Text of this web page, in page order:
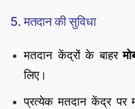
5. मतदान की सुविधा
मतदान केंद्रों के बाहर
लिए।
प्रत्येक मतदान केंद्र पर